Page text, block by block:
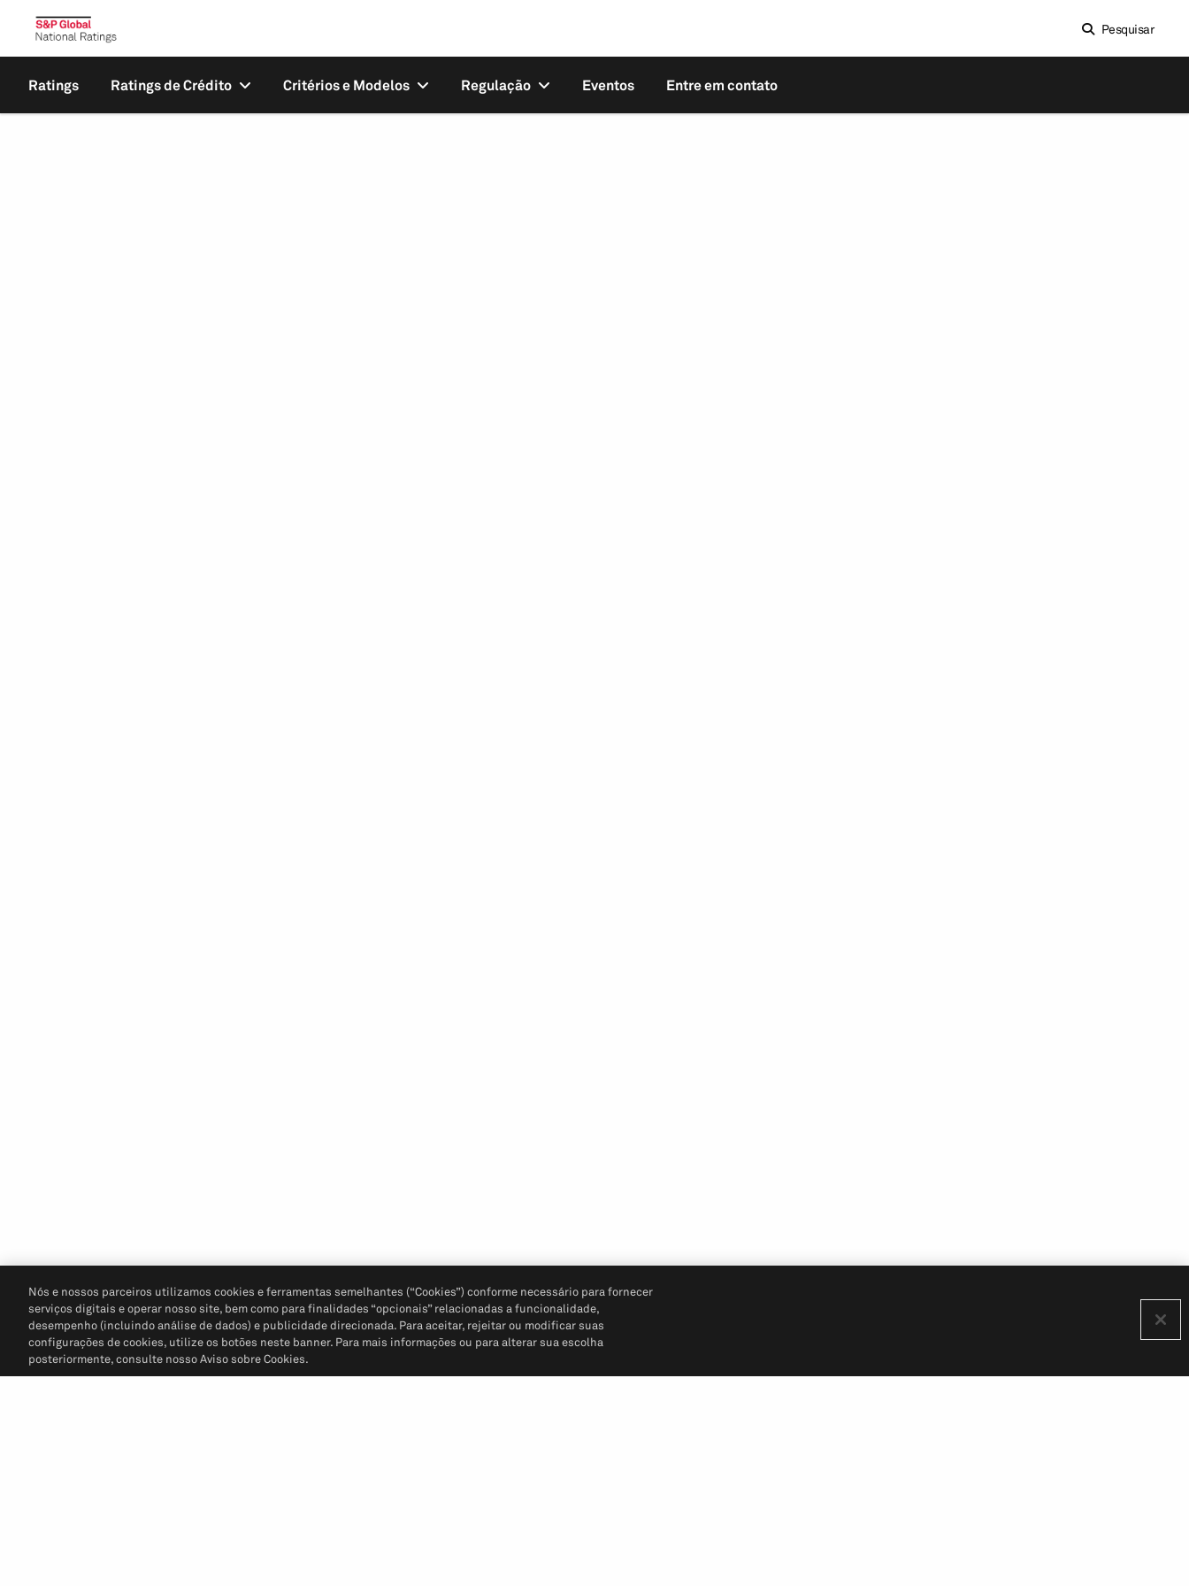
Pesquisar
Ratings Ratings de Crédito Critérios e Modelos Regulação Eventos Entre em contato
Nós e nossos parceiros utilizamos cookies e ferramentas semelhantes (“Cookies”) conforme necessário para fornecer
serviços digitais e operar nosso site, bem como para finalidades “opcionais” relacionadas a funcionalidade,
desempenho (incluindo análise de dados) e publicidade direcionada. Para aceitar, rejeitar ou modificar suas
configurações de cookies, utilize os botões neste banner. Para mais informações ou para alterar sua escolha
posteriormente, consulte nosso Aviso sobre Cookies.